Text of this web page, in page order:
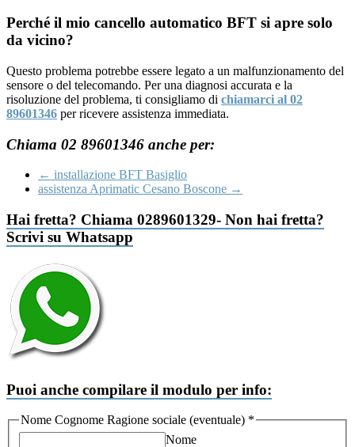
Perché il mio cancello automatico BFT si apre solo
da vicino?
Questo problema potrebbe essere legato a un malfunzionamento del
sensore o del telecomando. Per una diagnosi accurata e la
risoluzione del problema, ti consigliamo di chiamarci al 02
89601346 per ricevere assistenza immediata.
Chiama 02 89601346 anche per:
← installazione BFT Basiglio
assistenza Aprimatic Cesano Boscone →
Hai fretta? Chiama 0289601329- Non hai fretta?
Scrivi su Whatsapp
Puoi anche compilare il modulo per info:
Nome Cognome Ragione sociale (eventuale) *
Nome